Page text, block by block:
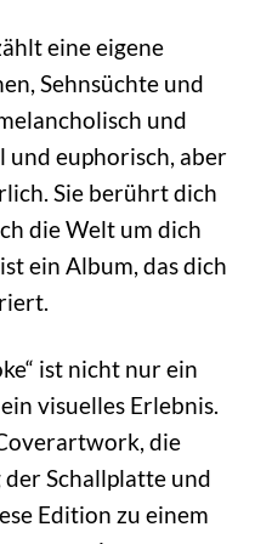
eine eigene
Sehnsüchte und
und
euphorisch, aber
Sie berührt dich
die Welt um dich
ein Album, das dich
ist nicht nur ein
visuelles Erlebnis.
die
Schallplatte und
Edition zu einem